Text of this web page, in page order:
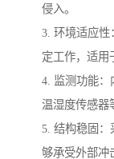
侵入。
3. 环境适应性
定工作，适用
4. 监测功能：
温湿度传感器
5. 结构稳固：
够承受外部冲